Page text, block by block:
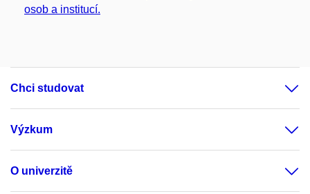
osob a institucí.
Chci studovat
Výzkum
O univerzitě